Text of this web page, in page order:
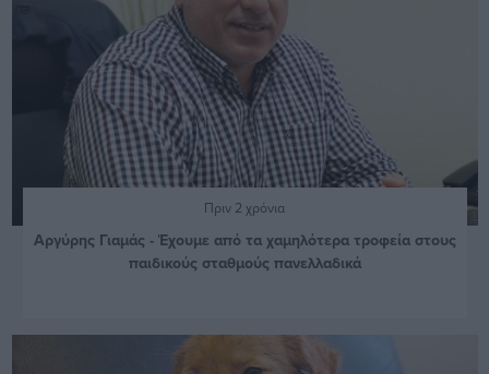
Πριν 2 χρόνια
Αργύρης Γιαμάς - Έχουμε από τα χαμηλότερα τροφεία στους
παιδικούς σταθμούς πανελλαδικά